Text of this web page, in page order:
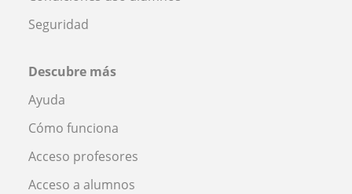
Seguridad
Descubre más
Ayuda
Cómo funciona
Acceso profesores
Acceso a alumnos